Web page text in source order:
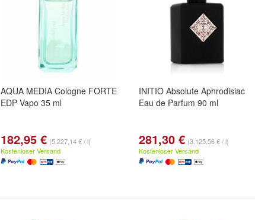
AQUA MEDIA Cologne FORTE
EDP Vapo 35 ml
182,95 € (5.227,14 € / l)
Kostenloser Versand
INITIO Absolute Aphrodisiac
Eau de Parfum 90 ml
281,30 € (3.125,56 € / l)
Kostenloser Versand